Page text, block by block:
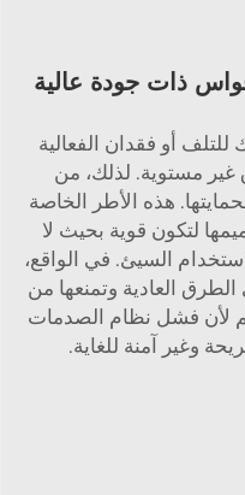
ذات جودة عالية
أو فقدان الفعالية
غير مستوية. لذلك، من
هذه الأطر الخاصة
لتكون قوية بحيث لا
السيئ. في الواقع،
العادية وتمنعها من
لأن فشل نظام الصدمات
وغير آمنة للغاية.